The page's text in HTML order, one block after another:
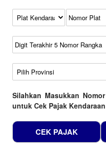
Kode Plat Kendaraan
No Plat
No Seri
No Rangka
Wilayah
Silahkan Masukkan
untuk Cek Pajak Kendaraan